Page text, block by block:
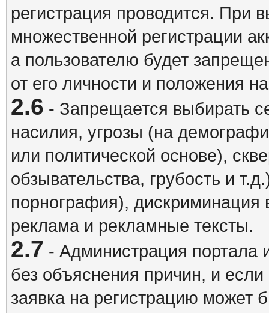
регистрация проводится. При
множественной регистрации
а пользователю будет
от его личности и положения
2.6 - Запрещается выбирать
насилия, угрозы (на
или политической основе),
обзывательства, грубость и
порнография),
реклама и рекламные тексты.
2.7 - Администрация портала
без объяснения причин, и
заявка на регистрацию может